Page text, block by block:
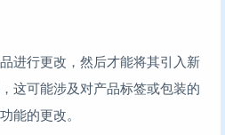
进行更改，然后才能将其引入新
这可能涉及对产品标签或包装的
能的更改。